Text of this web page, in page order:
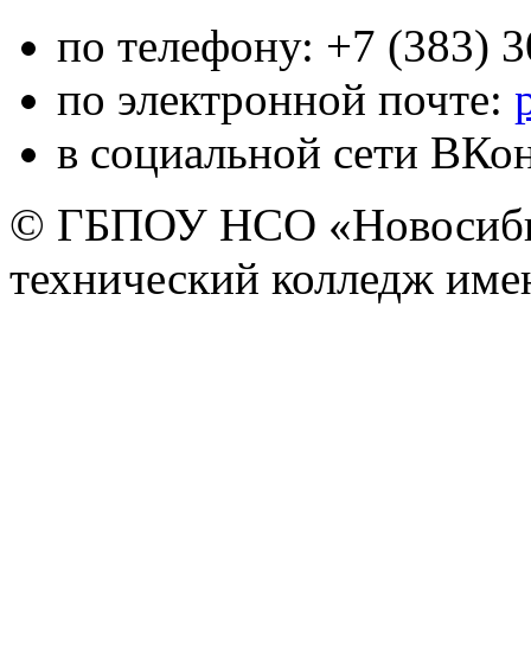
по телефону: +7 (383)
по электронной почте:
в социальной сети
© ГБПОУ НСО
технический колледж